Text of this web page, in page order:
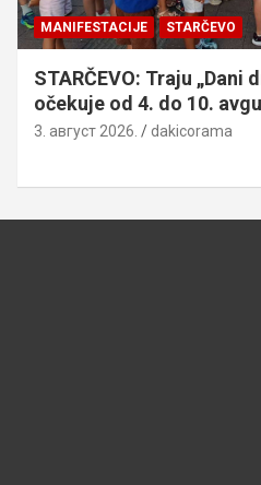
MANIFESTACIJE STARČEVO
STARČEVO: Traju „Dani
očekuje od 4. do 10.
3. август 2026. dakicorama